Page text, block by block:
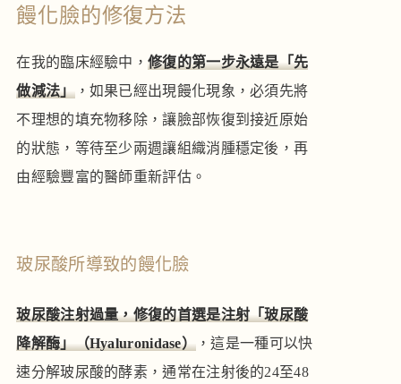
饅化臉的修復方法
在我的臨床經驗中，修復的第一步永遠是「先
做減法」，如果已經出現饅化現象，必須先將
不理想的填充物移除，讓臉部恢復到接近原始
的狀態，等待至少兩週讓組織消腫穩定後，再
由經驗豐富的醫師重新評估。
玻尿酸所導致的饅化臉
玻尿酸注射過量，修復的首選是注射「玻尿酸
降解酶」（Hyaluronidase） ，這是一種可以快
速分解玻尿酸的酵素，通常在注射後的24至48